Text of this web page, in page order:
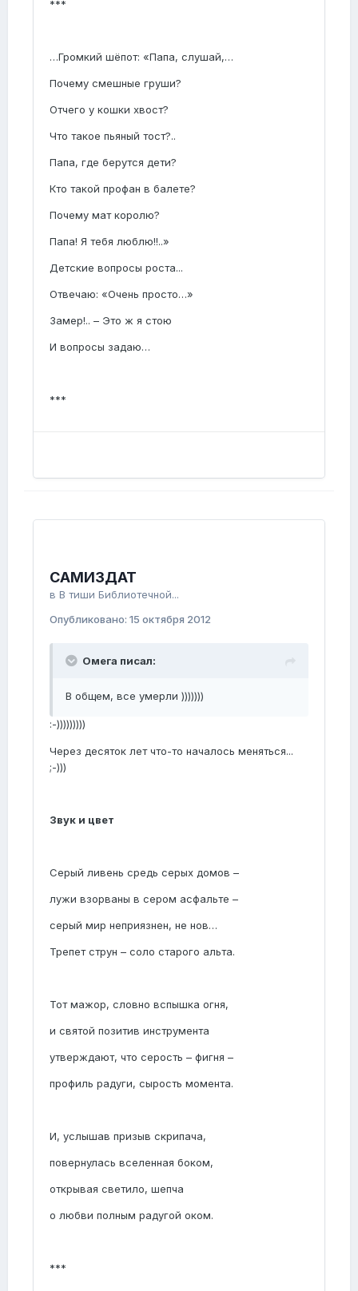
***
…Громкий шёпот: «Папа, слушай,…
Почему смешные груши?
Отчего у кошки хвост?
Что такое пьяный тост?..
Папа, где берутся дети?
Кто такой профан в балете?
Почему мат королю?
Папа! Я тебя люблю!!..»
Детские вопросы роста...
Отвечаю: «Очень просто…»
Замер!.. – Это ж я стою
И вопросы задаю…
***
САМИЗДАТ
в В тиши Библиотечной...
Опубликовано: 15 октября 2012
Омега писал:
В общем, все умерли )))))))
:-)))))))))
Через десяток лет что-то началось меняться...
;-)))
Звук и цвет
Серый ливень средь серых домов –
лужи взорваны в сером асфальте –
серый мир неприязнен, не нов…
Трепет струн – соло старого альта.
Тот мажор, словно вспышка огня,
и святой позитив инструмента
утверждают, что серость – фигня –
профиль радуги, сырость момента.
И, услышав призыв скрипача,
повернулась вселенная боком,
открывая светило, шепча
о любви полным радугой оком.
***